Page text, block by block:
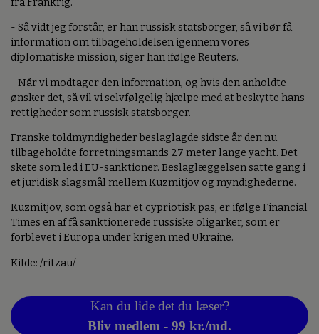
- Så vidt jeg forstår, er han russisk statsborger, så vi bør få
information om tilbageholdelsen igennem vores
diplomatiske mission, siger han ifølge Reuters.
- Når vi modtager den information, og hvis den anholdte
ønsker det, så vil vi selvfølgelig hjælpe med at beskytte hans
rettigheder som russisk statsborger.
Franske toldmyndigheder beslaglagde sidste år den nu
tilbageholdte forretningsmands 27 meter lange yacht. Det
skete som led i EU-sanktioner. Beslaglæggelsen satte gang i
et juridisk slagsmål mellem Kuzmitjov og myndighederne.
Kuzmitjov, som også har et cypriotisk pas, er ifølge Financial
Times en af få sanktionerede russiske oligarker, som er
forblevet i Europa under krigen med Ukraine.
Kilde: /ritzau/
Kan du lide det du læser?
Bliv medlem - 99 kr./md.